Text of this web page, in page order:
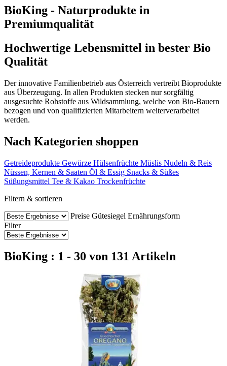
BioKing - Naturprodukte in
Premiumqualität
Hochwertige Lebensmittel in bester Bio
Qualität
Der innovative Familienbetrieb aus Österreich vertreibt Bioprodukte
aus Überzeugung. In allen Produkten stecken nur sorgfältig
ausgesuchte Rohstoffe aus Wildsammlung, welche von Bio-Bauern
bezogen und von qualifizierten Mitarbeitern weiterverarbeitet
werden.
Nach Kategorien shoppen
Getreideprodukte Gewürze Hülsenfrüchte Müslis Nudeln & Reis
Nüssen, Kernen & Saaten Öl & Essig Snacks & Süßes
Süßungsmittel Tee & Kakao Trockenfrüchte
Filtern & sortieren
Preise Gütesiegel Ernährungsform
Filter
BioKing : 1 - 30 von 131 Artikeln